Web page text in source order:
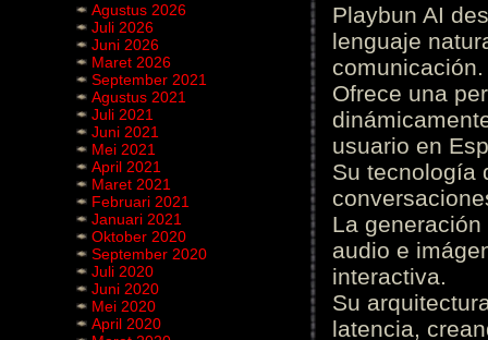
Agustus 2026
Juli 2026
Juni 2026
Maret 2026
September 2021
Agustus 2021
Juli 2021
Juni 2021
Mei 2021
April 2021
Maret 2021
Februari 2021
Januari 2021
Oktober 2020
September 2020
Juli 2020
Juni 2020
Mei 2020
April 2020
Playbun AI
lenguaje
comunicación.
Ofrece una
usuario en
Su tecnología
La
audio e
interactiva.
Su
latencia,